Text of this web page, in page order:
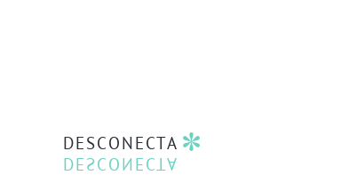
DESCONECTA